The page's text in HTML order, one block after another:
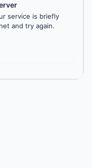
service is briefly
and try again.